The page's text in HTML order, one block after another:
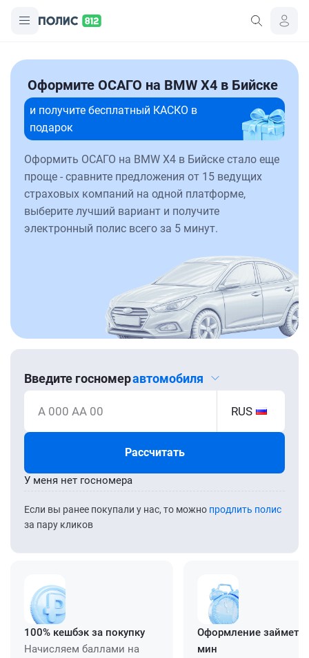
Оформите ОСАГО на BMW X4 в Бийске
и получите бесплатный КАСКО в
подарок
Оформить ОСАГО на BMW X4 в Бийске стало еще
проще - сравните предложения от 15 ведущих
страховых компаний на одной платформе,
выберите лучший вариант и получите
электронный полис всего за 5 минут.
Введите госномеравтомобиля
А 000 АА 00 RUS
Рассчитать
Если вы ранее покупали у нас, то можно продлить полис
за пару кликов
У меня нет госномера
100% кешбэк за покупку
Начисляем баллами на
Оформление займет
мин